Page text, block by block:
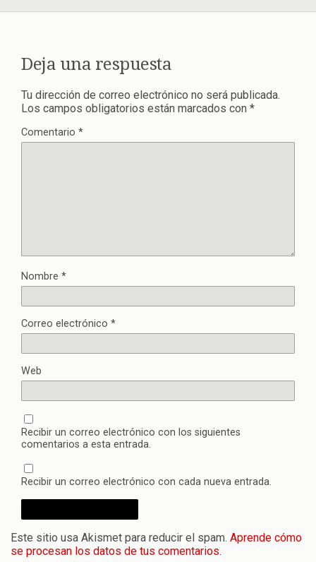
Deja una respuesta
Tu dirección de correo electrónico no será publicada.
Los campos obligatorios están marcados con *
Comentario *
Nombre *
Correo electrónico *
Web
Recibir un correo electrónico con los siguientes
comentarios a esta entrada.
Recibir un correo electrónico con cada nueva entrada.
Este sitio usa Akismet para reducir el spam. Aprende cómo
se procesan los datos de tus comentarios.